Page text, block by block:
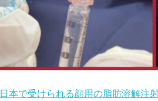
日本で受けられる顔用の脂肪溶解注